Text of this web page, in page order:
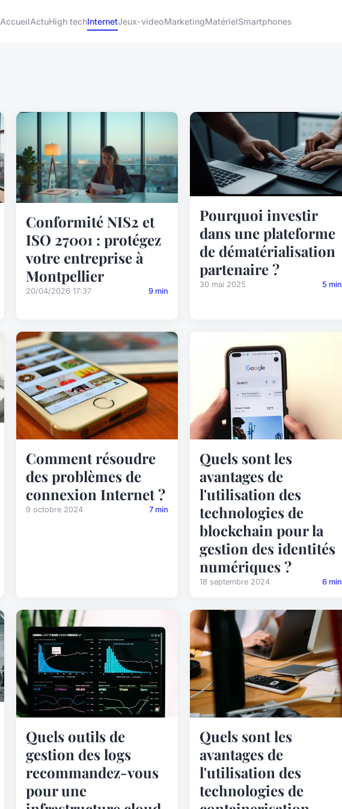
AccueilActuHigh techInternetJeux-videoMarketingMatérielSmartphones
Conformité NIS2 et
ISO 27001 : protégez
votre entreprise à
Montpellier
20/04/2026 17:37 9 min
Pourquoi investir
dans une plateforme
de dématérialisation
partenaire ?
30 mai 2025 5 min
Comment résoudre
des problèmes de
connexion Internet ?
9 octobre 2024 7 min
Quels sont les
avantages de
l'utilisation des
technologies de
blockchain pour la
gestion des identités
numériques ?
18 septembre 2024 6 min
Quels outils de
gestion des logs
recommandez-vous
pour une
Quels sont les
avantages de
l'utilisation des
technologies de